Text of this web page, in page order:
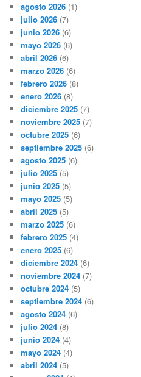
agosto 2026 (1)
julio 2026 (7)
junio 2026 (6)
mayo 2026 (6)
abril 2026 (6)
marzo 2026 (6)
febrero 2026 (8)
enero 2026 (8)
diciembre 2025 (7)
noviembre 2025 (7)
octubre 2025 (6)
septiembre 2025 (6)
agosto 2025 (6)
julio 2025 (5)
junio 2025 (5)
mayo 2025 (5)
abril 2025 (5)
marzo 2025 (6)
febrero 2025 (4)
enero 2025 (6)
diciembre 2024 (6)
noviembre 2024 (7)
octubre 2024 (5)
septiembre 2024 (6)
agosto 2024 (6)
julio 2024 (8)
junio 2024 (4)
mayo 2024 (4)
abril 2024 (5)